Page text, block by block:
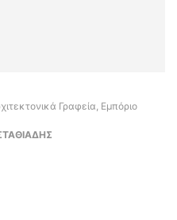
Γραφεία, Εμπόριο